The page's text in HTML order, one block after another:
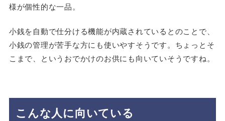
様が個性的な一品。
小銭を自動で仕分ける機能が内蔵されているとのことで、
小銭の管理が苦手な方にも使いやすそうです。ちょっとそ
こまで、というおでかけのお供にも向いていそうですね。
こんな人に向いている